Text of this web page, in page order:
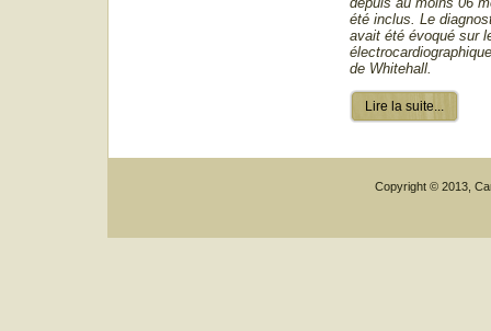
été inclus. Le
avait été évoqué sur
de Whitehall.
Lire la suite...
Copyright © 2013,